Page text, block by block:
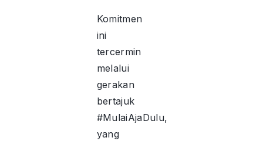
Komitmen
ini
tercermin
melalui
gerakan
bertajuk
#MulaiAjaDulu,
yang